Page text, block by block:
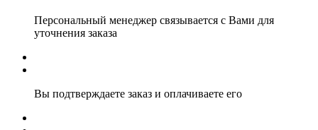
Персональный менеджер связывается с Вами для
уточнения заказа
Вы подтверждаете заказ и оплачиваете его